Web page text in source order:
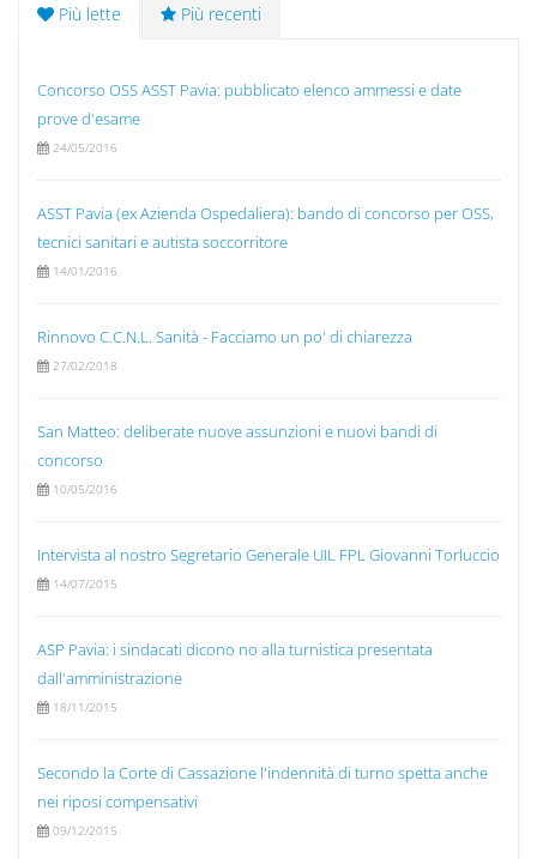
Più lette Più recenti
Concorso OSS ASST Pavia: pubblicato elenco ammessi e date
prove d'esame
24/05/2016
ASST Pavia (ex Azienda Ospedaliera): bando di concorso per OSS,
tecnici sanitari e autista soccorritore
14/01/2016
Rinnovo C.C.N.L. Sanità - Facciamo un po' di chiarezza
27/02/2018
San Matteo: deliberate nuove assunzioni e nuovi bandi di
concorso
10/05/2016
Intervista al nostro Segretario Generale UIL FPL Giovanni Torluccio
14/07/2015
ASP Pavia: i sindacati dicono no alla turnistica presentata
dall'amministrazione
18/11/2015
Secondo la Corte di Cassazione l'indennità di turno spetta anche
nei riposi compensativi
09/12/2015